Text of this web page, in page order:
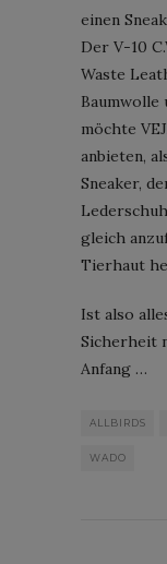
einen
Der V-10
Waste
möchte
anbieten,
Sneaker,
gleich
Tierhaut
Ist also
Sicherheit
Anfang …
ALLBIRDS
WADO